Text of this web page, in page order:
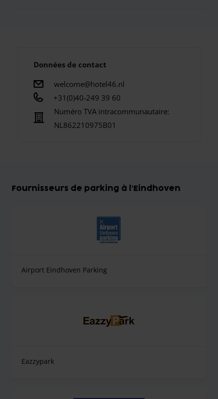
Données de contact
welcome@hotel46.nl
+31(0)40-249 39 60
Numéro TVA intracommunautaire:
NL862210975B01
Fournisseurs de parking à l'Eindhoven
Airport Eindhoven Parking
Eazzypark